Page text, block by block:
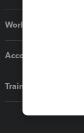
Workflow add-ons
Accounting solutions
Training & support